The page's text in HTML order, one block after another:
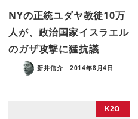
NYの正統ユダヤ教徒10万
人が、政治国家イスラエル
のガザ攻撃に猛抗議
新井信介 2014年8月4日
K2O